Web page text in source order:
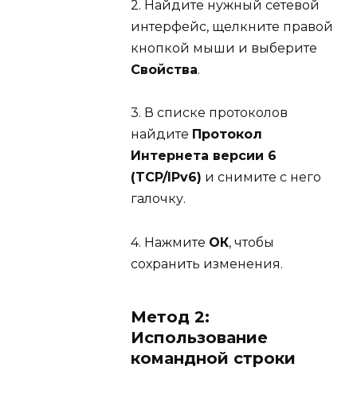
2. Найдите нужный сетевой
интерфейс, щелкните правой
кнопкой мыши и выберите
Свойства.
3. В списке протоколов
найдите Протокол
Интернета версии 6
(TCP/IPv6) и снимите с него
галочку.
4. Нажмите ОК, чтобы
сохранить изменения.
Метод 2:
Использование
командной строки